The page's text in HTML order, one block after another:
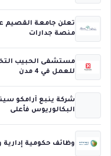
منصة جدارات
للعمل في 4 مدن
البكالوريوس فأعلى
وظائف حكومية إدارية